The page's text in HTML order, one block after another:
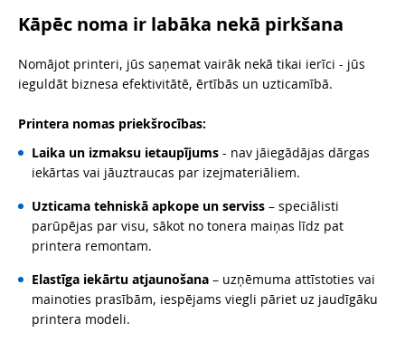
Kāpēc noma ir labāka nekā pirkšana
Nomājot printeri, jūs saņemat vairāk nekā tikai ierīci - jūs
ieguldāt biznesa efektivitātē, ērtībās un uzticamībā.
Printera nomas priekšrocības:
Laika un izmaksu ietaupījums - nav jāiegādājas dārgas
iekārtas vai jāuztraucas par izejmateriāliem.
Uzticama tehniskā apkope un serviss – speciālisti
parūpējas par visu, sākot no tonera maiņas līdz pat
printera remontam.
Elastīga iekārtu atjaunošana – uzņēmuma attīstoties vai
mainoties prasībām, iespējams viegli pāriet uz jaudīgāku
printera modeli.